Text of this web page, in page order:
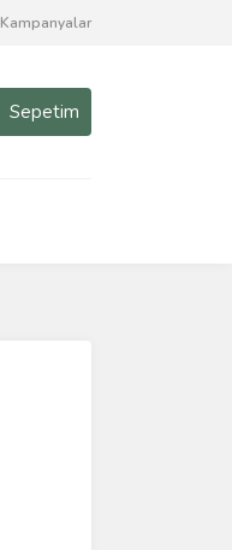
Kampanyalar
Sepetim